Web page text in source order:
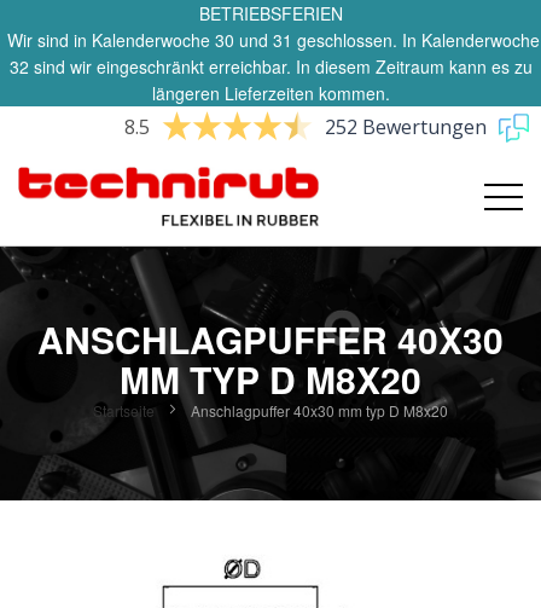
BETRIEBSFERIEN
Wir sind in Kalenderwoche 30 und 31 geschlossen. In Kalenderwoche
32 sind wir eingeschränkt erreichbar. In diesem Zeitraum kann es zu
längeren Lieferzeiten kommen.
8.5 252 Bewertungen
ANSCHLAGPUFFER 40X30
MM TYP D M8X20
Startseite Anschlagpuffer 40x30 mm typ D M8x20